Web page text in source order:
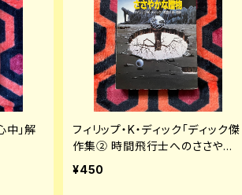
中」解
フィリップ・K・ディック「ディック傑
作集② 時間飛行士へのささやか
な贈物」浅倉久志・他訳 ハヤカワ
¥450